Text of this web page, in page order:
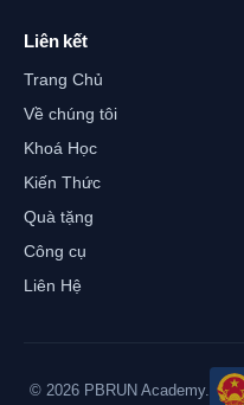
Liên kết
Trang Chủ
Về chúng tôi
Khoá Học
Kiến Thức
Quà tặng
Công cụ
Liên Hệ
© 2026 PBRUN Academy.